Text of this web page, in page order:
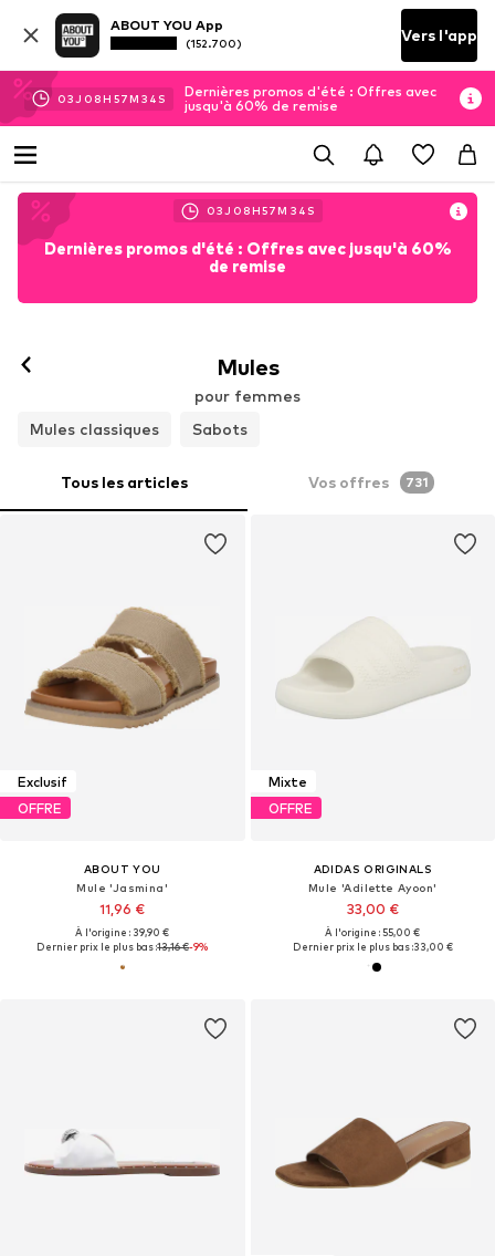
ABOUT YOU App
(152.700) Vers l'app
03J 08H 57M 33 S
Dernières promos d'été : Offres avec
jusqu'à 60% de remise
03J 08H57M 33 S
Dernières promos d'été : Offres avec jusqu'à 60%
de remise
Mules
pour femmes
Mules classiques
Sabots
Tous les articles Vos offres 731
Exclusif
OFFRE
ABOUT YOU
Mule 'Jasmina'
11,96 €
À l'origine : 39,90 €
Dernier prix le plus bas :13,16 €-9%
Mixte
OFFRE
ADIDAS ORIGINALS
Mule 'Adilette Ayoon'
33,00 €
À l'origine : 55,00 €
Dernier prix le plus bas :33,00 €